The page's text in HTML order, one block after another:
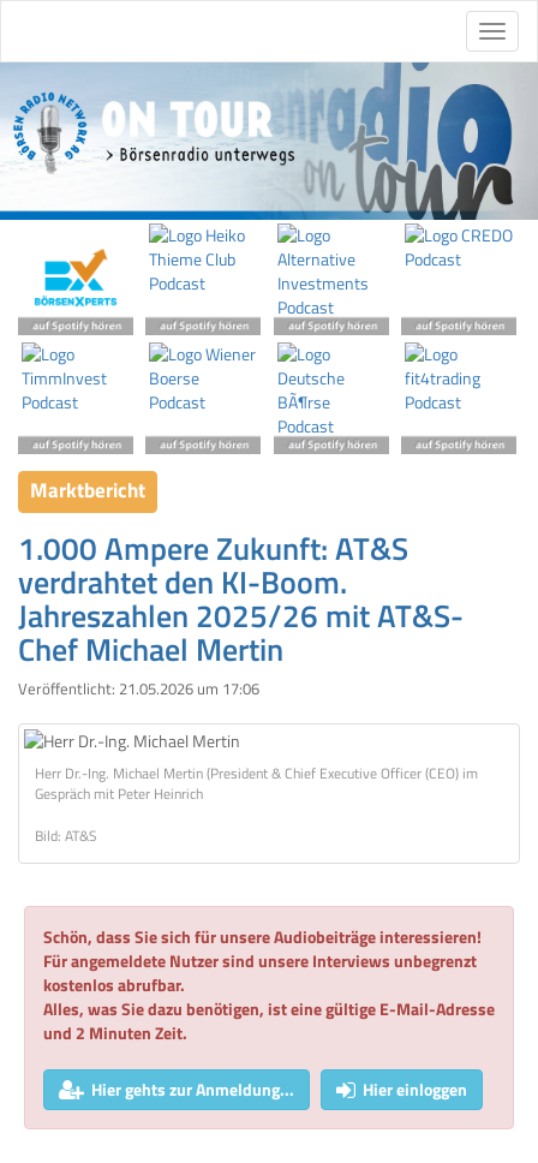
Marktbericht
1.000 Ampere Zukunft: AT&S
verdrahtet den KI-Boom.
Jahreszahlen 2025/26 mit AT&S-
Chef Michael Mertin
Veröffentlicht: 21.05.2026 um 17:06
Herr Dr.-Ing. Michael Mertin (President & Chief Executive Officer (CEO) im
Gespräch mit Peter Heinrich
Bild: AT&S
Schön, dass Sie sich für unsere Audiobeiträge interessieren!
Für angemeldete Nutzer sind unsere Interviews unbegrenzt
kostenlos abrufbar.
Alles, was Sie dazu benötigen, ist eine gültige E-Mail-Adresse
und 2 Minuten Zeit.
Hier gehts zur Anmeldung... Hier einloggen